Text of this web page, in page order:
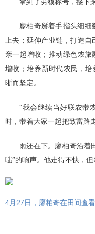
拿到了劳模称号，接下
廖柏奇掰着手指头细细
上去；延伸产业链，打造
亲一起增收；推动绿色农
增收；培养新时代农民，
晰而坚定。
“我会继续当好联农带
时，带着大家一起把致富路
雨还在下。廖柏奇沿着
嗤”的响声。他走得不快，
4月27日，廖柏奇在田间查